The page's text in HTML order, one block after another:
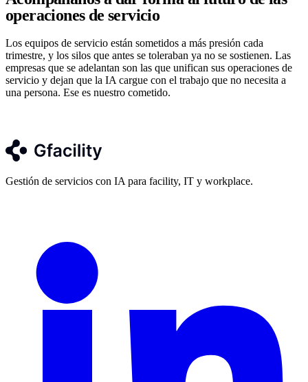
operaciones de servicio
Los equipos de servicio están sometidos a más presión cada
trimestre, y los silos que antes se toleraban ya no se sostienen. Las
empresas que se adelantan son las que unifican sus operaciones de
servicio y dejan que la IA cargue con el trabajo que no necesita a
una persona. Ese es nuestro cometido.
Gestión de servicios con IA para facility, IT y workplace.